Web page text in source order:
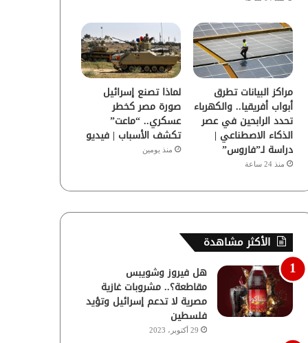
مراكز البيانات تطرق
أبواب أفريقيا.. والكهرباء
تحدد الرابحين في عصر
الذكاء الاصطناعي |
دراسة لـ”فاروس”
منذ 24 ساعة
لماذا تصنع إسرائيل
صورة مصر كخطر
عسكري.. “ماعت”
تكشف الأسباب | فيديو
منذ يومين
الأكثر مشاهدة
هل فيروز وشويبس
مقاطعة؟.. مشروبات غازية
مصرية لا تدعم إسرائيل وتؤيد
فلسطين
29 أكتوبر، 2023